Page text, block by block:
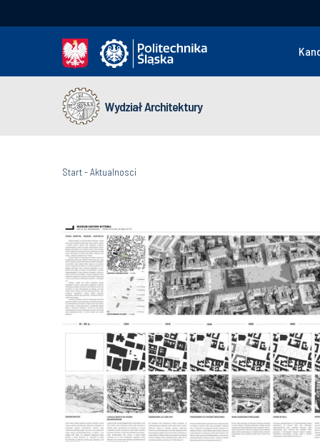
Wydział Architektury
Start-Aktualnosci